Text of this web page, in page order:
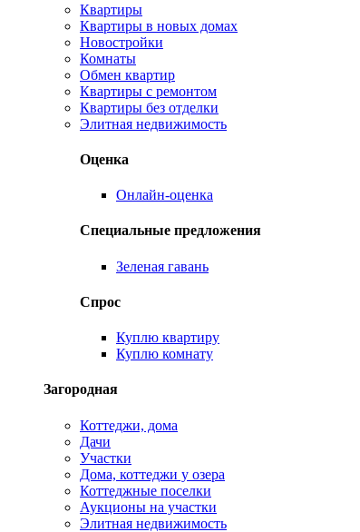
Квартиры
Квартиры в новых домах
Новостройки
Комнаты
Обмен квартир
Квартиры с ремонтом
Квартиры без отделки
Элитная недвижимость
Оценка
Онлайн-оценка
Специальные предложения
Зеленая гавань
Спрос
Куплю квартиру
Куплю комнату
Загородная
Коттеджи, дома
Дачи
Участки
Дома, коттеджи у озера
Коттеджные поселки
Аукционы на участки
Элитная недвижимость